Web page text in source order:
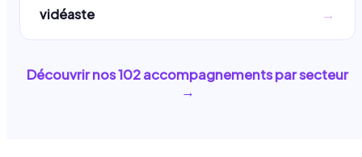
vidéaste →
Découvrir nos102accompagnements par secteur
→